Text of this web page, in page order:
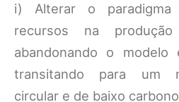
i) Alterar o
recursos na
abandonando o modelo
transitando para um
circular e de baixo